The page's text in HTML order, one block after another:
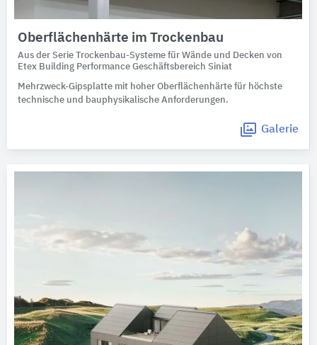
Oberflächenhärte im Trockenbau
Aus der Serie Trockenbau-Systeme für Wände und Decken von
Etex Building Performance Geschäftsbereich Siniat
Mehrzweck-Gipsplatte mit hoher Oberflächenhärte für höchste
technische und bauphysikalische Anforderungen.
Galerie